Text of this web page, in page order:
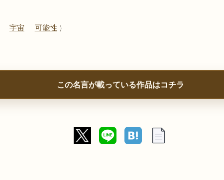
宇宙 可能性 ）
この名言が載っている作品はコチラ